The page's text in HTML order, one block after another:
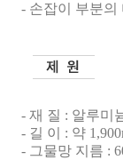
- 손잡이 부분의
- 재 질 : 알루미
- 길 이 : 약
- 그물망 지름 :